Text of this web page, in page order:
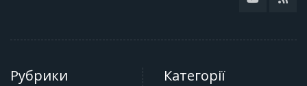
Рубрики Категорії